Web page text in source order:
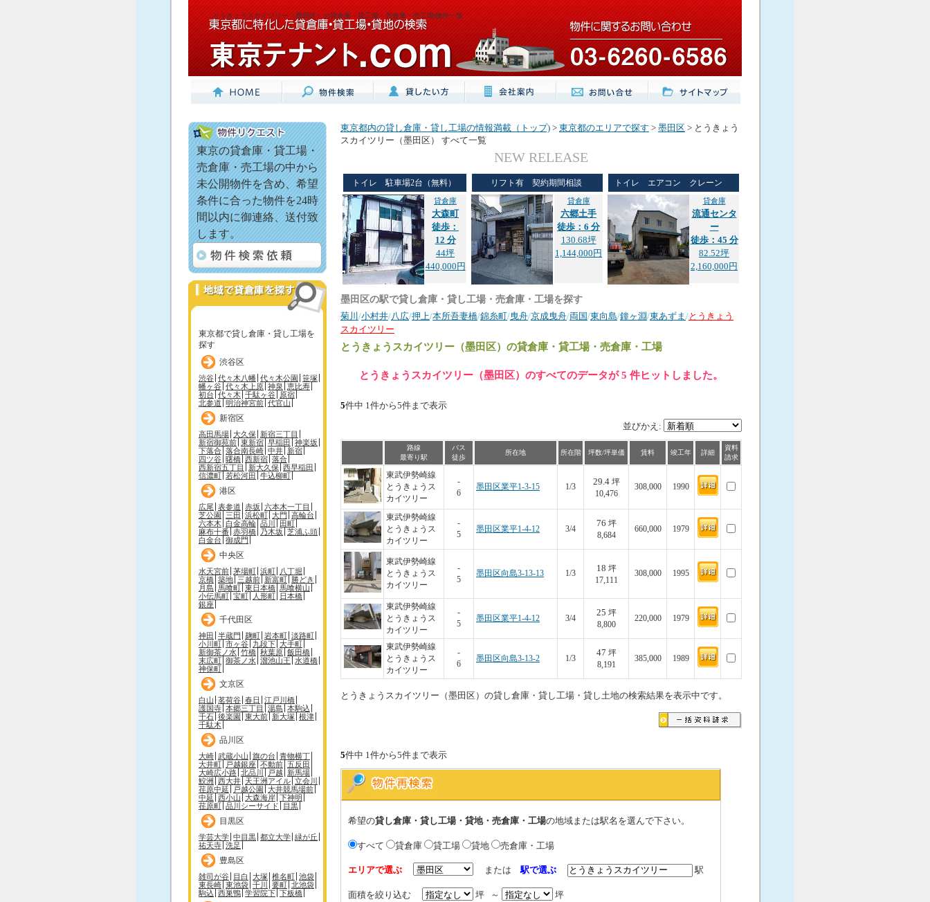
とうきょうスカイツリー（墨田区）の貸倉庫・貸工場・売倉庫・売工場|物件一覧
東京の貸倉庫・貸工場・
売倉庫・売工場の中から
未公開物件を含め、希望
条件に合った物件を24時
間以内に御連絡、送付致
します。
東京都で貸し倉庫・貸し工場を
探す
渋谷区
渋谷 代々木八幡 代々木公園
笹塚
幡ヶ谷 代々木上原 神泉 恵比寿
初台 代々木 千駄ヶ谷 原宿
北参道 明治神宮前 代官山
新宿区
高田馬場 大久保 新宿三丁目
新宿御苑前 東新宿 早稲田 神楽坂
下落合 落合南長崎 中井 新宿
四ツ谷 曙橋 西新宿 落合
西新宿五丁目
新大久保 西早稲田
信濃町 若松河田 牛込柳町
港区
広尾 表参道 赤坂 六本木一丁目
芝公園
三田 浜松町 大門 高輪台
六本木 白金高輪 品川
田町
麻布十番 赤羽橋 乃木坂 芝浦ふ頭
白金台 御成門
中央区
水天宮前 茅場町 浜町
八丁堀
京橋 築地 三越前 新富町 勝どき
月島
馬喰町 東日本橋 馬喰横山
小伝馬町 宝町 人形町 日本橋
銀座
千代田区
神田 半蔵門 麹町 岩本町 淡路町
小川町 市ヶ谷 九段下 大手町
新御茶ノ水 竹橋 秋葉原 飯田橋
末広町 御茶ノ水 溜池山王 水道橋
神保町
文京区
白山 茗荷谷 春日
江戸川橋
護国寺 本郷三丁目 湯島 本駒込
千石 後楽園 東大前 新大塚 根津
千駄木
品川区
大崎 武蔵小山 旗の台 青物横丁
大井町
戸越銀座 不動前 五反田
大崎広小路 北品川 戸越
新馬場
鮫洲
西大井 天王洲アイル 立会川
荏原中延
戸越公園
大井競馬場前
中延 西小山 大森海岸 下神明
荏原町 品川シーサイド 目黒
目黒区
学芸大学 中目黒 都立大学 緑が丘
祐天寺 洗足
豊島区
雑司が谷 目白 大塚 椎名町 池袋
東長崎 東池袋 千川 要町 北池袋
駒込 西巣鴨 学習院下 下板橋
東京都内の貸し倉庫・貸し工場の情報満載（トップ) > 東京都のエリアで探す > 墨田区 > とうきょう
スカイツリー（墨田区） すべて一覧
NEW RELEASE
トイレ 駐車場2台（無料）
貸倉庫
大森町
徒歩：
12 分
44坪
440,000円
リフト有 契約期間相談
貸倉庫
六郷土手
徒歩：6 分
130.68坪
1,144,000円
トイレ エアコン クレーン
貸倉庫
流通センタ
ー
徒歩：45 分
82.52坪
2,160,000円
墨田区の駅で貸し倉庫・貸し工場・売倉庫・工場を探す
菊川 /小村井/八広/押上/本所吾妻橋/錦糸町 /曳舟/京成曳舟/両国/東向島/鐘ヶ淵/東あずま /とうきょう
スカイツリー
とうきょうスカイツリー（墨田区） の貸倉庫・貸工場・売倉庫・工場
とうきょうスカイツリー（墨田区）のすべてのデータが 5 件ヒットしました。
5件中 1件から5件まで表示
並びかえ:
路線
最寄り駅
バス
徒歩
所在地 所在階 坪数/坪単価 賃料 竣工年 詳細
資料
請求
東武伊勢崎線
とうきょうス
カイツリー
-
6
墨田区業平1-3-15 1/3
29.4坪
10,476
308,000 1990
東武伊勢崎線
とうきょうス
カイツリー
-
5
墨田区業平1-4-12 3/4
76 坪
8,684
660,000 1979
東武伊勢崎線
とうきょうス
カイツリー
-
5
墨田区向島3-13-13 1/3
18 坪
17,111
308,000 1995
東武伊勢崎線
とうきょうス
カイツリー
-
5
墨田区業平1-4-12 3/4
25 坪
8,800
220,000 1979
東武伊勢崎線
とうきょうス
カイツリー
-
6
墨田区向島3-13-2 1/3
47 坪
8,191
385,000 1989
とうきょうスカイツリー（墨田区）の貸し倉庫・貸し工場・貸し土地の検索結果を表示中です。
5件中 1件から5件まで表示
希望の貸し倉庫・貸し工場・貸地・売倉庫・工場の地域または駅名を選んで下さい。
すべて 貸倉庫 貸工場 貸地 売倉庫・工場
エリアで選ぶ または駅で選ぶ 駅
面積を絞り込む 坪 ～ 坪